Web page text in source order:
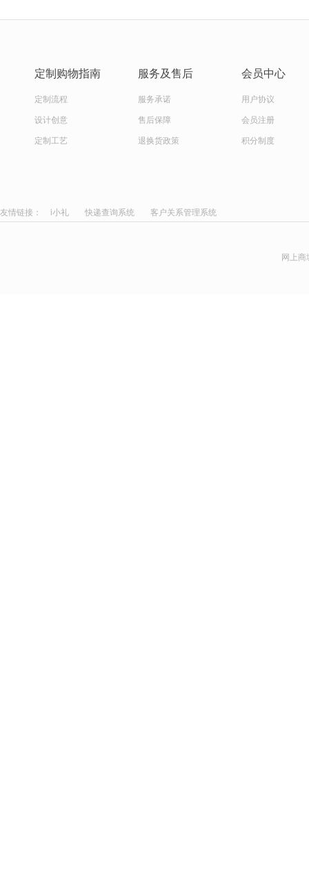
定制购物指南
定制流程
设计创意
定制工艺
服务及售后
服务承诺
售后保障
退换货政策
会员中心
用户协议
会员注册
积分制度
友情链接： i小礼 快递查询系统 客户关系管理系统
网上